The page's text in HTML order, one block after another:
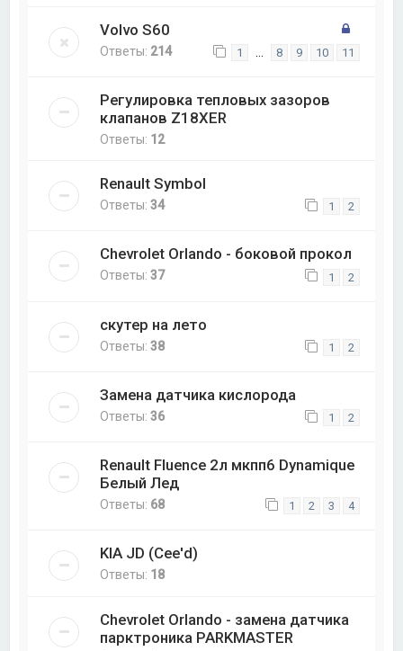
Volvo S60
Ответы: 214 1 … 8 9 10 11
Регулировка тепловых зазоров
клапанов Z18XER
Ответы: 12
Renault Symbol
Ответы:34 1 2
Chevrolet Orlando - боковой прокол
Ответы:37 1 2
скутер на лето
Ответы:38 1 2
Замена датчика кислорода
Ответы:36 1 2
Renault Fluence 2л мкпп6 Dynamique
Белый Лед
Ответы: 68 1 2 3 4
KIA JD (Cee'd)
Ответы: 18
Chevrolet Orlando - замена датчика
парктроника PARKMASTER